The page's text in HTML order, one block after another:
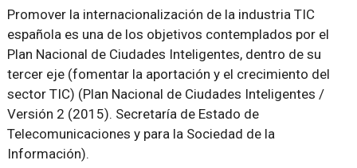
Promover la internacionalización de la industria TIC
española es una de los objetivos contemplados por el
Plan Nacional de Ciudades Inteligentes, dentro de su
tercer eje (fomentar la aportación y el crecimiento del
sector TIC) (Plan Nacional de Ciudades Inteligentes /
Versión 2 (2015). Secretaría de Estado de
Telecomunicaciones y para la Sociedad de la
Información).